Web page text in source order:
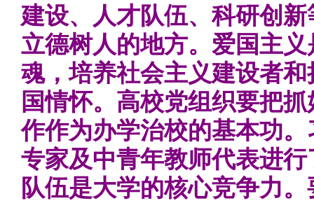
建设、人才队伍、科研创
立德树人的地方。爱国主
魂，培养社会主义建设者
国情怀。高校党组织要把
作作为办学治校的基本功
专家及中青年教师代表进
队伍是大学的核心竞争力